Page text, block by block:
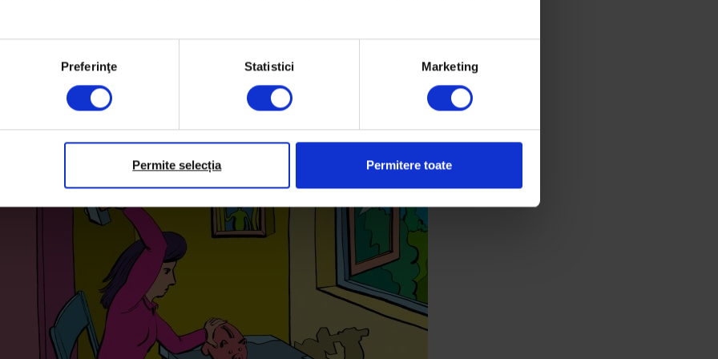
Preferinţe Statistici Marketing
Permite selecția Permitere toate
am făcut șase luni vechime și foarte repede, în februarie 2008, am găsit
două camere în Vatra Luminoasă, la 113.000 de euro. Vreo 50 de metri
10. Nici măcar nu-i ceva cochet, e un bloc comunist.